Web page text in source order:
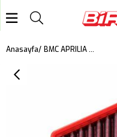
Anasayfa BMC APRILIA TUAREG 660 KUTU İÇİ PERFORMANS HAVA FİLTRESİ FM01161